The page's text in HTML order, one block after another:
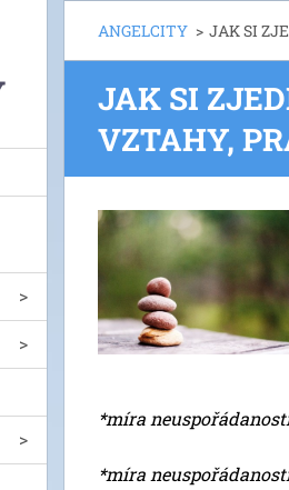
ANGELCITY > JAK SI
JAK SI
VZTAHY,
*míra
*míra